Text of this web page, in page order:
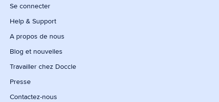
Se connecter
Help & Support
A propos de nous
Blog et nouvelles
Travailler chez Doccle
Presse
Contactez-nous